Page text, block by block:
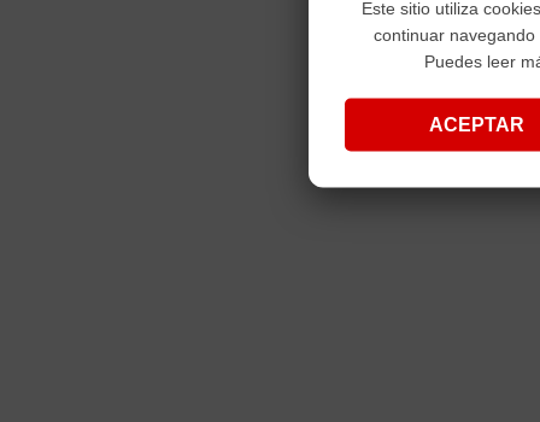
Este sitio utiliza
continuar
Puedes leer
ACEPTAR